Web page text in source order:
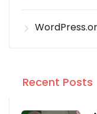
Recent Posts